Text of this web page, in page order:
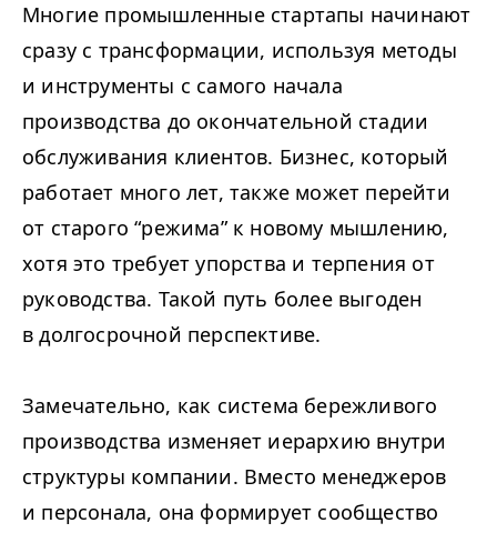
Многие промышленные стартапы начинают
сразу с трансформации, используя методы
и инструменты с самого начала
производства до окончательной стадии
обслуживания клиентов. Бизнес, который
работает много лет, также может перейти
от старого“режима” к новому мышлению,
хотя это требует упорства и терпения от
руководства. Такой путь более выгоден
в долгосрочной перспективе.
Замечательно, как система бережливого
производства изменяет иерархию внутри
структуры компании. Вместо менеджеров
и персонала, она формирует сообщество